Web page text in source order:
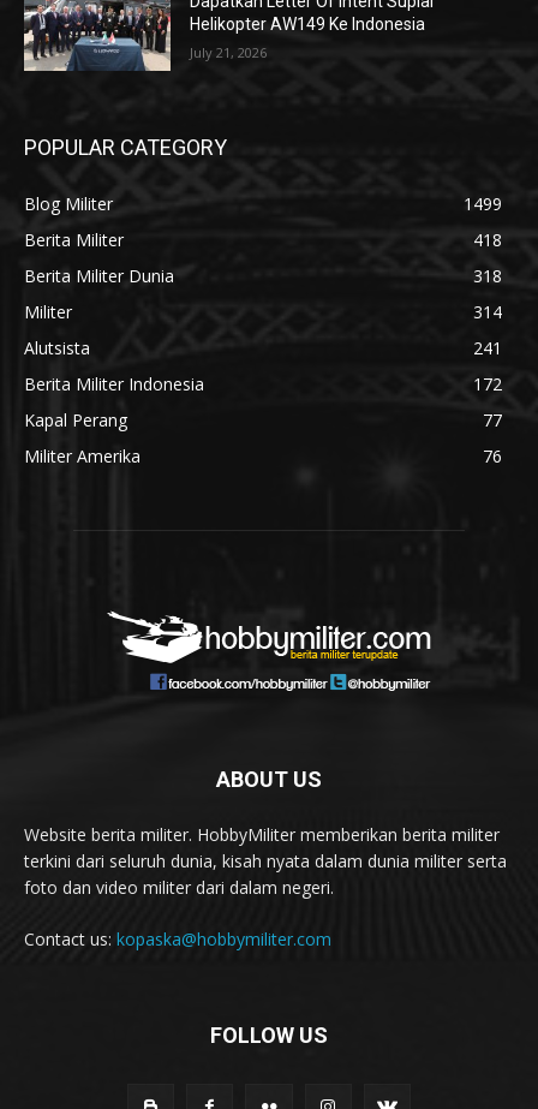
Helikopter AW149 Ke Indonesia
July 21, 2026
POPULAR CATEGORY
Blog Militer
1499
Berita Militer
418
Berita Militer Dunia
318
Militer
314
Alutsista
241
Berita Militer Indonesia
172
Kapal Perang
77
Militer Amerika
76
ABOUT US
Website berita militer. HobbyMiliter memberikan berita militer
terkini dari seluruh dunia, kisah nyata dalam dunia militer serta
foto dan video militer dari dalam negeri.
Contact us: kopaska@hobbymiliter.com
FOLLOW US